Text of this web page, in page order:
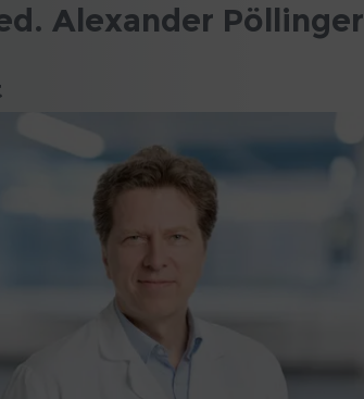
Alexander Pöllinger